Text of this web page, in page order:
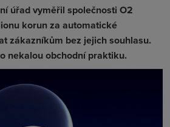
úřad vyměřil společnosti O2
korun za automatické
zákazníkům bez jejich souhlasu.
nekalou obchodní praktiku.